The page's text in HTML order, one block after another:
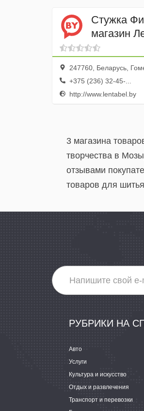
Стужка
магазин
247760, Беларусь, Гомельская
+375 (236) 32-45-...
http://www.lentabel.by
3 магазина
творчества в
отзывами
товаров для
РУБРИКИ НА
Авто
Услуги
Культура и искусство
Отдых и развлечения
Транспорт и перевозки